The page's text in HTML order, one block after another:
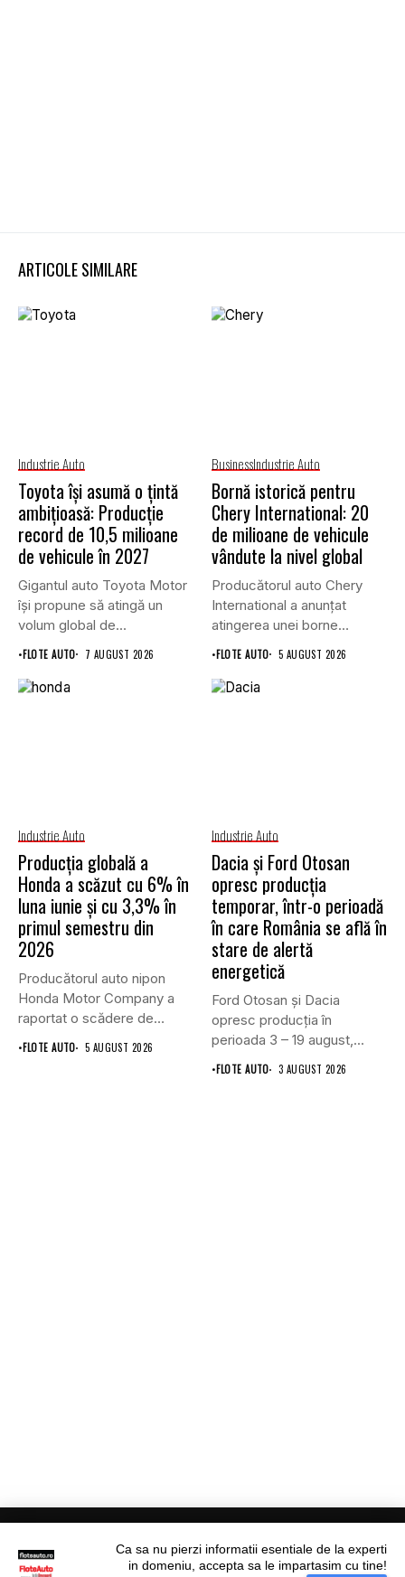
ARTICOLE SIMILARE
Industrie Auto
Toyota își asumă o țintă
ambițioasă: Producție
record de 10,5 milioane
de vehicule în 2027
Gigantul auto Toyota Motor
își propune să atingă un
volum global de...
•FLOTE AUTO 7 AUGUST 2026
BusinessIndustrie Auto
Bornă istorică pentru
Chery International: 20
de milioane de vehicule
vândute la nivel global
Producătorul auto Chery
International a anunțat
atingerea unei borne
istorice în industria...
•FLOTE AUTO 5 AUGUST 2026
Industrie Auto
Producția globală a
Honda a scăzut cu 6% în
luna iunie și cu 3,3% în
primul semestru din
2026
Producătorul auto nipon
Honda Motor Company a
raportat o scădere de
6,1%...
•FLOTE AUTO 5 AUGUST 2026
Industrie Auto
Dacia și Ford Otosan
opresc producția
temporar, într-o perioadă
în care România se află în
stare de alertă
energetică
Ford Otosan și Dacia
opresc producția în
perioada 3 – 19 august,...
•FLOTE AUTO 3 AUGUST 2026
Ca sa nu pierzi informatii esentiale de la experti
in domeniu, accepta sa le impartasim cu tine!